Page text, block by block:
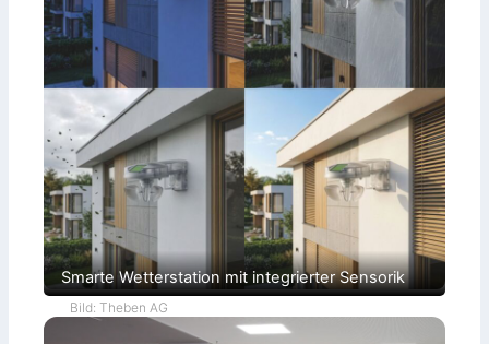
Smarte Wetterstation mit integrierter Sensorik
Bild: Theben AG